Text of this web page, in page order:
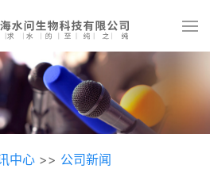
中心 >> 公司新闻